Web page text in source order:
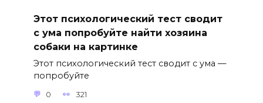
Этот психологический тест сводит
с ума попробуйте найти хозяина
собаки на картинке
Этот психологический тест сводит с ума —
попробуйте
0 321